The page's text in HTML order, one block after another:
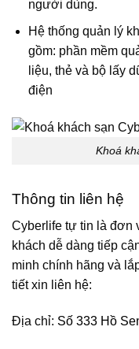
người dùng.
Hệ thống quản lý
gồm: phần mềm
liệu, thẻ và bộ lấy
điện
Khoá
Thông tin liên hệ
Cyberlife tự tin là đơn
khách dễ dàng tiếp
minh chính hãng và
tiết xin liên hệ:
Địa chỉ: Số 333 Hồ